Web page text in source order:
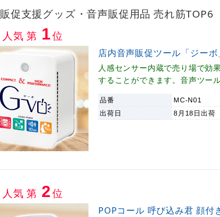
販促支援グッズ・音声販促用品 売れ筋TOP6
人気 第 1位
店内音声販促ツール「ジーボ
人感センサー内蔵で売り場で効
することができます。音声ツー
品番 MC-N01
出荷日 8月18日出荷
人気 第 2位
POPコール 呼び込み君 顔付